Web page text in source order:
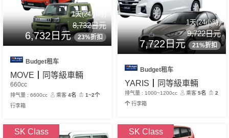
1天(24小時)
8,732日元
6,732日元 23%折扣
Budget租车
MOVE┃同等級車輛
660cc
排气量 : 6600cc 乘客4名
1~2个
行李箱
1天(24小時)
9,722日元
7,722日元 21%折扣
Budget租车
YARIS┃同等級車輛
排气量 : 1000~1200cc 乘客5名
2
个 行李箱
SK Class SK Class